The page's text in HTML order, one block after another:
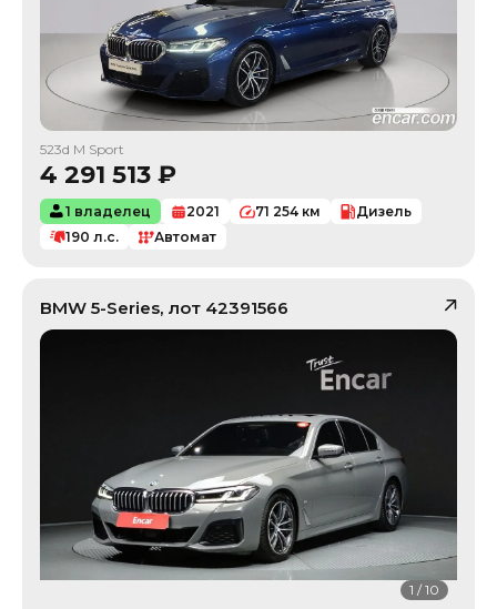
523d M Sport
4 291 513 ₽
1 владелец 2021 71 254 км
Дизель
190 л.с. Автомат
BMW 5-Series, лот 42391566
1 /10